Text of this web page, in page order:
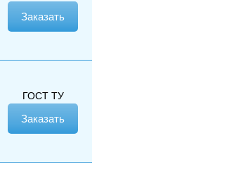
Заказать
ГОСТ ТУ
Заказать